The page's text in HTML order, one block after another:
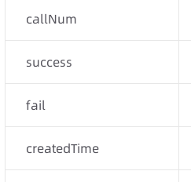
callNum
success
fail
createdTime